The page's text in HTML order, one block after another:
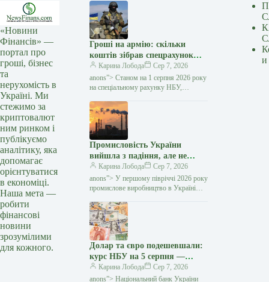
«Новини
Фінансів» —
портал про
гроші, бізнес
та
нерухомість в
Україні. Ми
стежимо за
криптовалют
ним ринком і
публікуємо
аналітику, яка
допомагає
орієнтуватися
в економіці.
Наша мета —
робити
фінансові
новини
зрозумілими
для кожного.
Гроші на армію: скільки
коштів зібрав спецрахунок
НБУ та кому їх передали —
Мінфін
Карина Лобода
Сер 7, 2026
anons”> Станом на 1 серпня 2026 року
на спеціальному рахунку НБУ,
оборони у перший день
повномасштабного вторгнення,
залишається…
Промисловість України
вийшла з падіння, але не
перейшла до зростання: що
показують дані за 2026 рік —
Мінфін
Карина Лобода
Сер 7, 2026
anons”> У першому півріччі 2026 року
промислове виробництво в Україні
порівняно з аналогічним періодом
минулого року. Економіст Андрій
Долар та євро подешевшали:
курс НБУ на 5 серпня —
Мінфін
Карина Лобода
Сер 7, 2026
anons”> Національний банк України
и